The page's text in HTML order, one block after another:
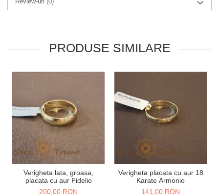
PRODUSE SIMILARE
Verigheta lata, groasa,
placata cu aur Fidelio
200,00 RON
Verigheta placata cu aur 18
Karate Armonio
141,00 RON